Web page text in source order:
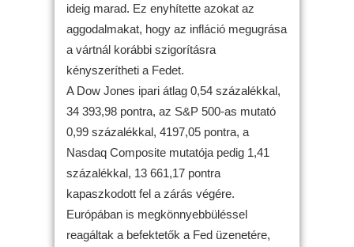
ideig marad. Ez enyhítette azokat az
aggodalmakat, hogy az infláció megugrása
a vártnál korábbi szigorításra
kényszerítheti a Fedet.
A Dow Jones ipari átlag 0,54 százalékkal,
34 393,98 pontra, az S&P 500-as mutató
0,99 százalékkal, 4197,05 pontra, a
Nasdaq Composite mutatója pedig 1,41
százalékkal, 13 661,17 pontra
kapaszkodott fel a zárás végére.
Európában is megkönnyebbüléssel
reagáltak a befektetők a Fed üzenetére,